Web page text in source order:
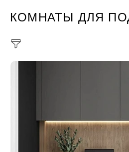
КОМНАТЫ ДЛЯ